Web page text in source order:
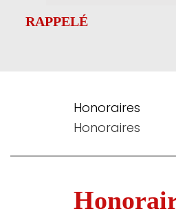
RAPPELÉ
Honoraires
Honoraires